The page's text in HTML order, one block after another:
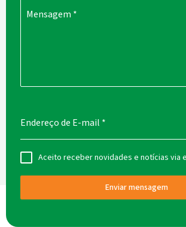
Mensagem *
Endereço de E-mail *
Aceito receber novidades e notícias via
Enviar mensagem